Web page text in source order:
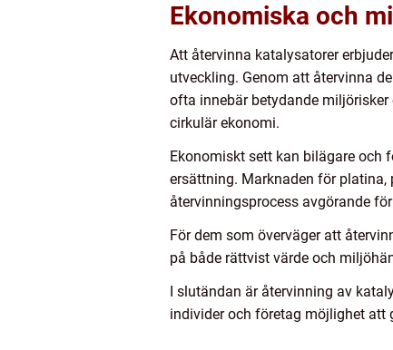
Ekonomiska och
Att återvinna katalysatorer
utveckling. Genom att återvinna
ofta innebär betydande
cirkulär ekonomi.
Ekonomiskt sett kan bilägare och
ersättning. Marknaden för
återvinningsprocess avgörande
För dem som överväger att
på både rättvist värde och
I slutändan är återvinning av
individer och företag möjlighet att